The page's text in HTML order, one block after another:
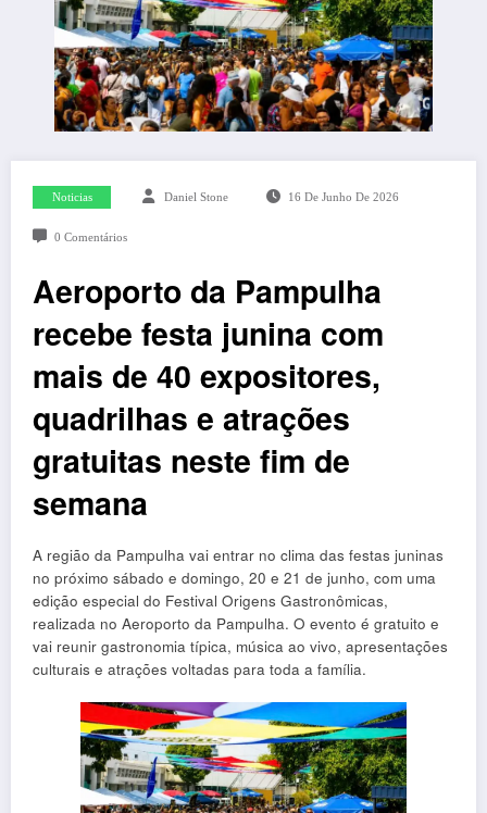
Noticias Daniel Stone 16 De Junho De 2026
0 Comentários
Aeroporto da Pampulha
recebe festa junina com
mais de 40 expositores,
quadrilhas e atrações
gratuitas neste fim de
semana
A região da Pampulha vai entrar no clima das festas juninas
no próximo sábado e domingo, 20 e 21 de junho, com uma
edição especial do Festival Origens Gastronômicas,
realizada no Aeroporto da Pampulha. O evento é gratuito e
vai reunir gastronomia típica, música ao vivo, apresentações
culturais e atrações voltadas para toda a família.